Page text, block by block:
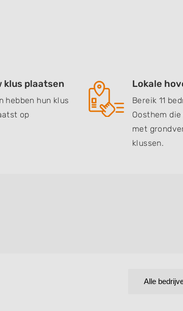
klus plaatsen
hebben hun klus
op
Lokale
Bereik 11
Oosthem
met
klussen.
Alle